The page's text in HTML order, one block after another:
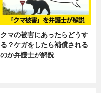
クマの被害にあったらどうす
る？ケガをしたら補償される
のか弁護士が解説